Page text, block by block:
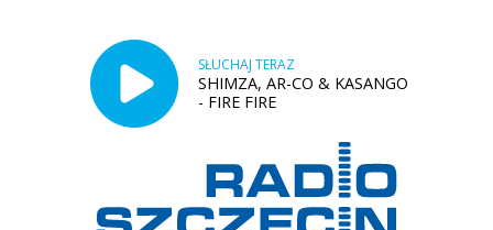
SŁUCHAJ TERAZ
SHIMZA, AR-CO & KASANGO
- FIRE FIRE